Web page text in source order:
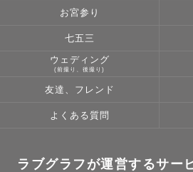
お宮参り
七五三
ウェディング
(前撮り、後撮り)
友達、フレンド
よくある質問
ラブグラフが運営するサー